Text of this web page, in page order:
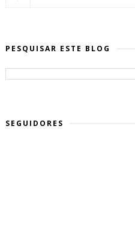
PESQUISAR ESTE BLOG
SEGUIDORES